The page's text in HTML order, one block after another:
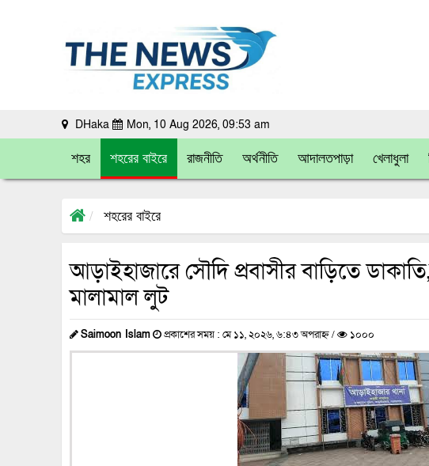
DHaka Mon, 10 Aug 2026, 09:53 am
শহর শহরের বাইরে রাজনীতি অর্থনীতি আদালতপাড়া খেলাধুলা
শহরের বাইরে
আড়াইহাজারে সৌদি প্রবাসীর বাড়িতে
মালামাল লুট
Saimoon Islam প্রকাশের সময় : মে ১১, ২০২৬, ৬:৪৩ অপরাহ্ন / ১০০০